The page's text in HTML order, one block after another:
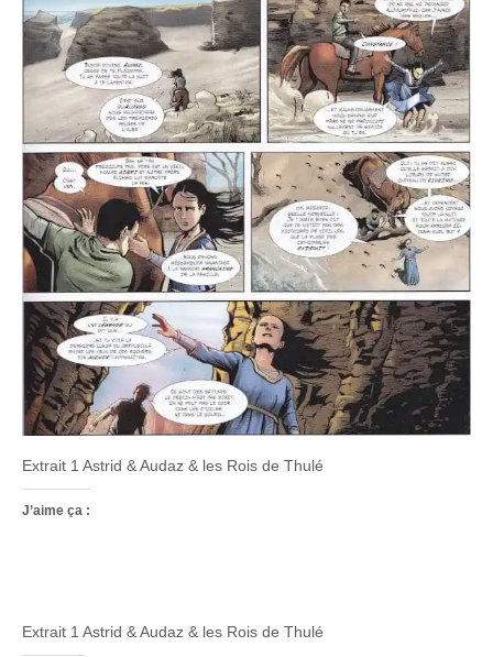
Extrait 1 Astrid & Audaz & les Rois de Thulé
J’aime ça :
Extrait 1 Astrid & Audaz & les Rois de Thulé